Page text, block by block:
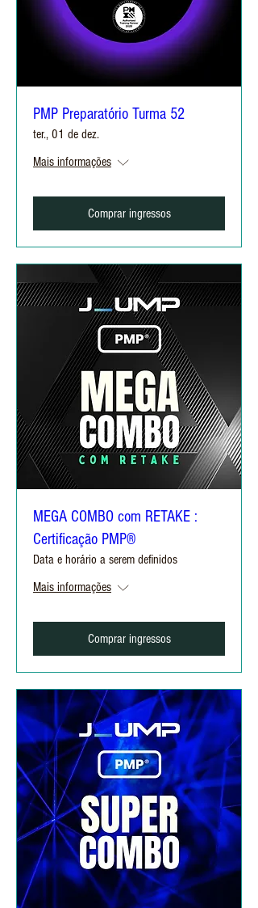
PMP Preparatório Turma 52
ter., 01 de dez.
Mais informações
Comprar ingressos
MEGA COMBO com RETAKE :
Certificação PMP®
Data e horário a serem definidos
Mais informações
Comprar ingressos